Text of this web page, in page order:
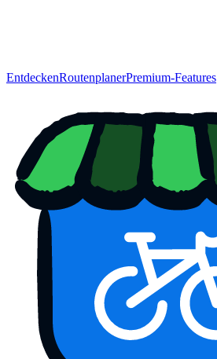
EntdeckenRoutenplanerPremium-Features